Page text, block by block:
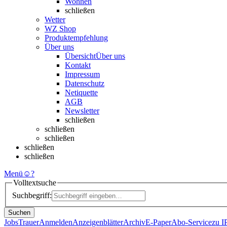
schließen
Wetter
WZ Shop
Produktempfehlung
Über uns
ÜbersichtÜber uns
Kontakt
Impressum
Datenschutz
Netiquette
AGB
Newsletter
schließen
schließen
schließen
schließen
schließen
Menü ☺?
Volltextsuche
Suchbegriff:
Suchen
JobsTrauerAnmeldenAnzeigenblätterArchivE-PaperAbo-Servicezu